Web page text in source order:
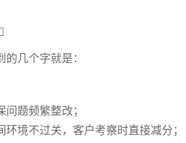
几个字就是：
题频繁整改；
境不过关，客户考察时直接减分；